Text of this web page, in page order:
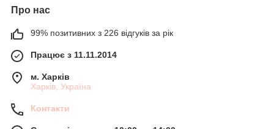
Про нас
99% позитивних з 226 відгуків за рік
Працює з 11.11.2014
м. Харків
Харків, Україна
Контакти